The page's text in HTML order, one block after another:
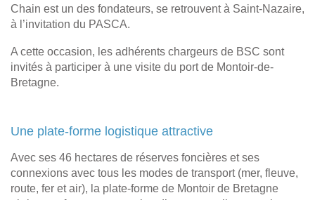
Chain est un des fondateurs, se retrouvent à Saint-Nazaire,
à l’invitation du PASCA.
A cette occasion, les adhérents chargeurs de BSC sont
invités à participer à une visite du port de Montoir-de-
Bretagne.
Une plate-forme logistique attractive
Avec ses 46 hectares de réserves foncières et ses
connexions avec tous les modes de transport (mer, fleuve,
route, fer et air), la plate-forme de Montoir de Bretagne